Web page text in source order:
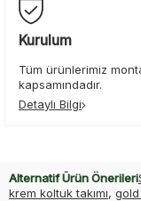
Kurulum
Tüm ürünlerimiz
kapsamındadır.
Detaylı Bilgi
Alternatif Ürün Önerileri
krem koltuk takımı, gold